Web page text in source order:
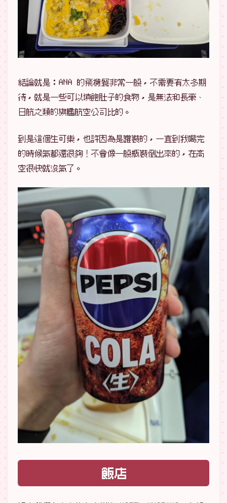
結論就是：ANA 的飛機餐非常一般，不需要有太多期
待，就是一些可以填飽肚子的食物，是無法和長榮、
日航之類的旗艦航空公司比的。
到是這個生可樂，也許因為是罐裝的，一直到我喝完
的時候氣都還很夠！不會像一般瓶裝倒出來的，在高
空很快就沒氣了。
飯店